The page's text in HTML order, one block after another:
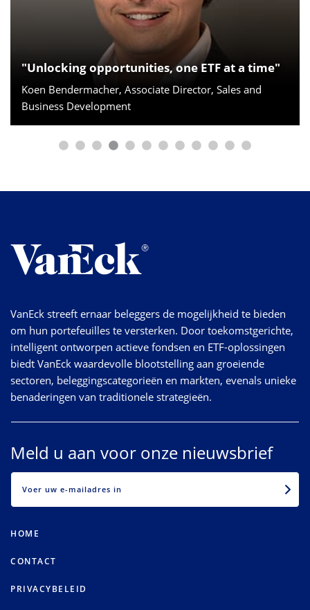
"Verlaat de gebaande paden. Durf iets anders
te doen"
Jan van Eck, CEO
VanEck streeft ernaar beleggers de mogelijkheid te bieden
om hun portefeuilles te versterken. Door toekomstgerichte,
intelligent ontworpen actieve fondsen en ETF-oplossingen
biedt VanEck waardevolle blootstelling aan groeiende
sectoren, beleggingscategorieën en markten, evenals unieke
benaderingen van traditionele strategieën.
Meld u aan voor onze nieuwsbrief
HOME
CONTACT
PRIVACYBELEID